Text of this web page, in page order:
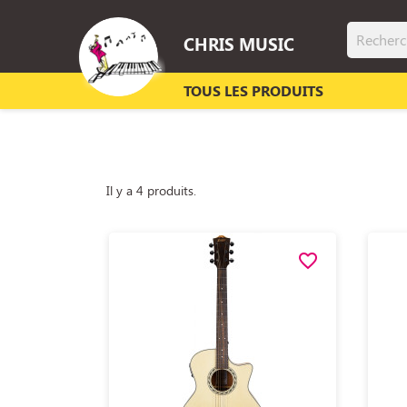
CHRIS MUSIC
TOUS LES PRODUITS
Il y a 4 produits.
favorite_border